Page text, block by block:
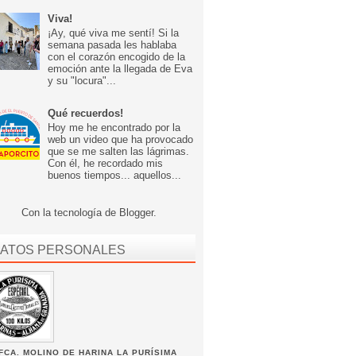
Viva!
¡Ay, qué viva me sentí! Si la
semana pasada les hablaba
con el corazón encogido de la
emoción ante la llegada de Eva
y su "locura"...
Qué recuerdos!
Hoy me he encontrado por la
web un video que ha provocado
que se me salten las lágrimas.
Con él, he recordado mis
buenos tiempos... aquellos...
Con la tecnología de Blogger.
PERSONALES
MOLINO DE HARINA LA PURÍSIMA